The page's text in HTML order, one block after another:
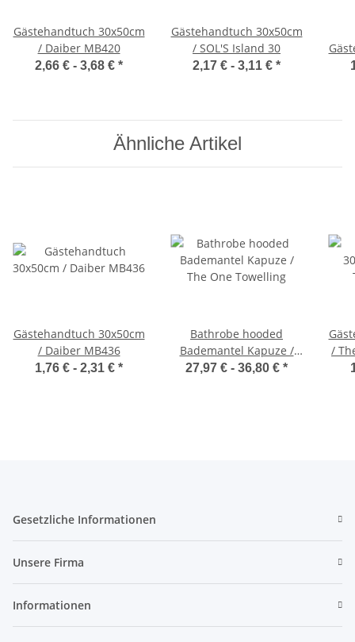
Gästehandtuch 30x50cm
/ Daiber MB420
2,66 € - 3,68 € *
Gästehandtuch 30x50cm
/ SOL'S Island 30
2,17 € - 3,11 € *
Ähnliche Artikel
Gästehandtuch 30x50cm
/ Daiber MB436
1,76 € - 2,31 € *
Bathrobe hooded
Bademantel Kapuze /
The One Towelling
27,97 € - 36,80 € *
/
Gesetzliche Informationen
Unsere Firma
Informationen